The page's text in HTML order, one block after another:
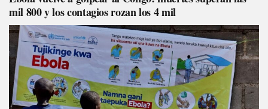
mil 800 y los contagios rozan los 4 mil